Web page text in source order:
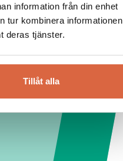
information från din enhet
tur kombinera informationen
deras tjänster.
Tillåt alla